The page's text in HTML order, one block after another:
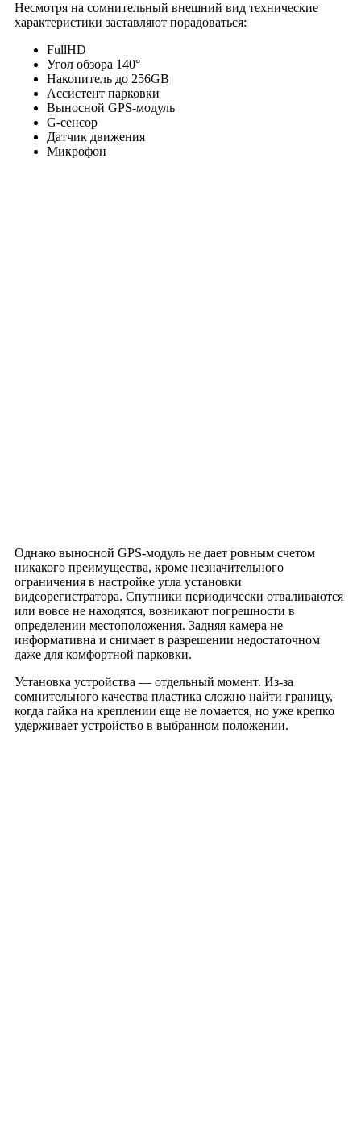
Несмотря на сомнительный внешний вид технические
характеристики заставляют порадоваться:
FullHD
Угол обзора 140°
Накопитель до 256GB
Ассистент парковки
Выносной GPS-модуль
G-сенсор
Датчик движения
Микрофон
Однако выносной GPS-модуль не дает ровным счетом
никакого преимущества, кроме незначительного
ограничения в настройке угла установки
видеорегистратора. Спутники периодически отваливаются
или вовсе не находятся, возникают погрешности в
определении местоположения. Задняя камера не
информативна и снимает в разрешении недостаточном
даже для комфортной парковки.
Установка устройства — отдельный момент. Из-за
сомнительного качества пластика сложно найти границу,
когда гайка на креплении еще не ломается, но уже крепко
удерживает устройство в выбранном положении.